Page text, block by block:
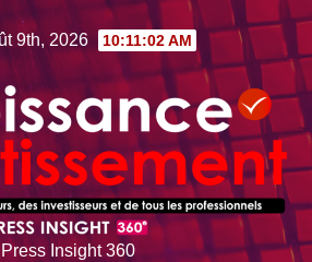
9th, 2026 10:11:03 AM
Press Insight 360